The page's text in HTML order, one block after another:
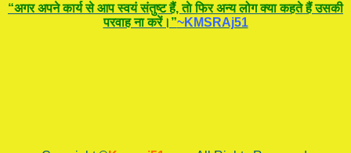
“अगर अपने कार्य से आप स्वयं संतुष्ट हैं, ताे फिर अन्य लोग क्या कहते हैं उसकी
परवाह ना करें।”~KMSRAj51